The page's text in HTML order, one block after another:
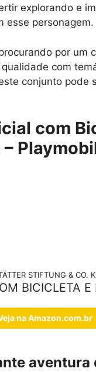
explorando e
esse personagem.
por um
com
conjunto pode
com
STIFTUNG & CO.
BICICLETA E
na Amazon.com.br
aventura